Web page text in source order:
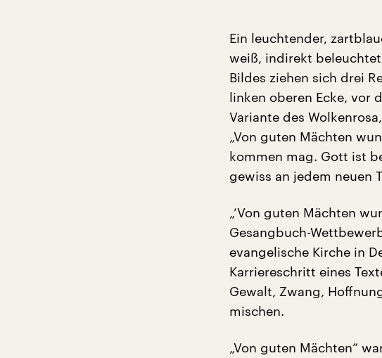
Ein leuchtender,
weiß, indirekt
Bildes ziehen sich drei
linken oberen Ecke, vor
Variante des
„Von guten Mächten
kommen mag. Gott ist
gewiss an jedem neuen
„‘Von guten Mächten
Gesangbuch-
evangelische Kirche in
Karriereschritt eines
Gewalt, Zwang,
mischen.
„Von guten Mächten“